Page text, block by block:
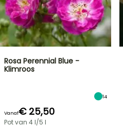
Rosa Perennial Blue -
Klimroos
14
Vanaf€ 25,50
Pot van 4 l/5 l